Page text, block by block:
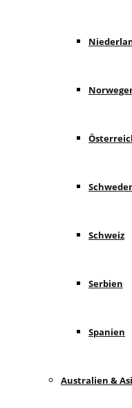
Schweiz
Serbien
Spanien
Australien &